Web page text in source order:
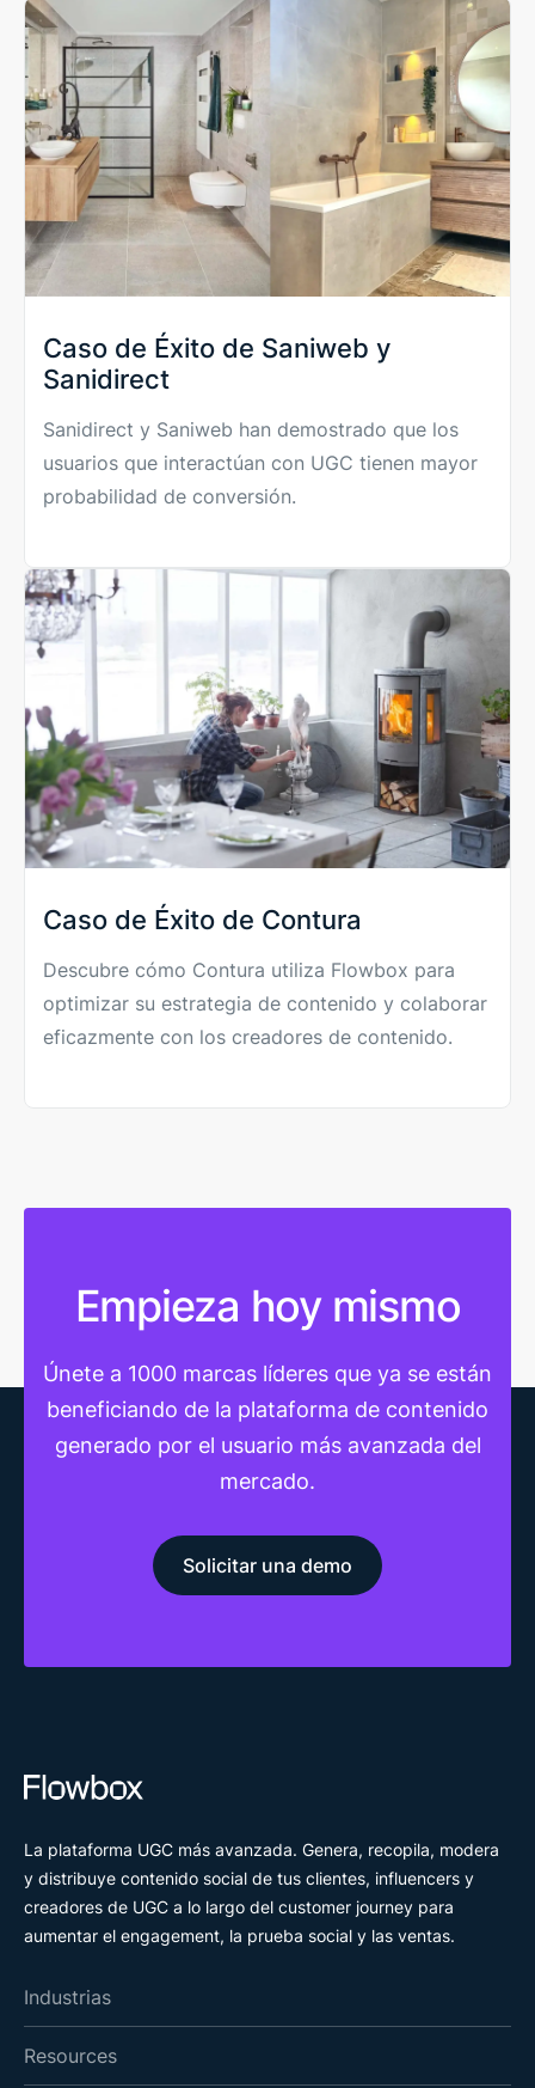
Caso de Éxito de Saniweb y
Sanidirect
Sanidirect y Saniweb han demostrado que los
usuarios que interactúan con UGC tienen mayor
probabilidad de conversión.
Caso de Éxito de Contura
Descubre cómo Contura utiliza Flowbox para
optimizar su estrategia de contenido y colaborar
eficazmente con los creadores de contenido.
Empieza hoy mismo
Únete a 1000 marcas líderes que ya se están
beneficiando de la plataforma de contenido
generado por el usuario más avanzada del
mercado.
Solicitar una demo
La plataforma UGC más avanzada. Genera, recopila, modera
y distribuye contenido social de tus clientes, influencers y
creadores de UGC a lo largo del customer journey para
aumentar el engagement, la prueba social y las ventas.
Industrias
Resources